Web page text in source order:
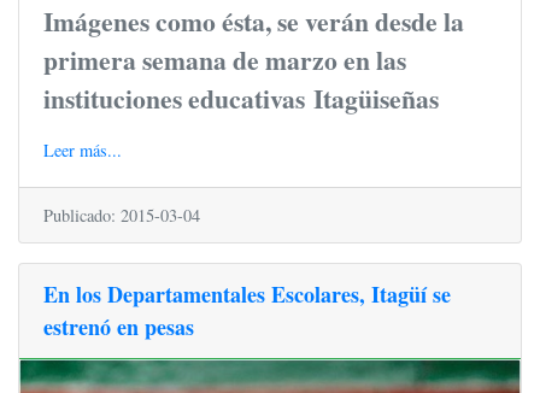
Imágenes como ésta, se verán desde la
primera semana de marzo en las
instituciones educativas Itagüiseñas
Leer más...
Publicado: 2015-03-04
En los Departamentales Escolares, Itagüí se
estrenó en pesas